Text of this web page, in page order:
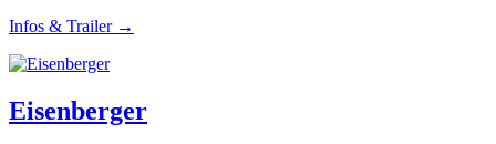
Infos & Trailer →
Eisenberger